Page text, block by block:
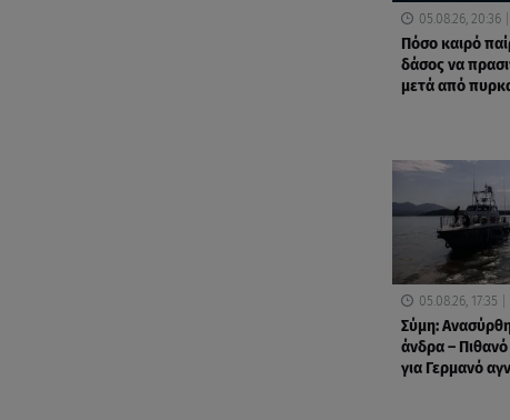
05.08.26, 20:36
Πόσο καιρό
δάσος να
μετά από
05.08.26, 17:35
Σύμη:
άνδρα –
για Γερμανό